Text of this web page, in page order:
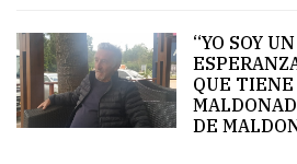
“YO SOY
QUE
DE